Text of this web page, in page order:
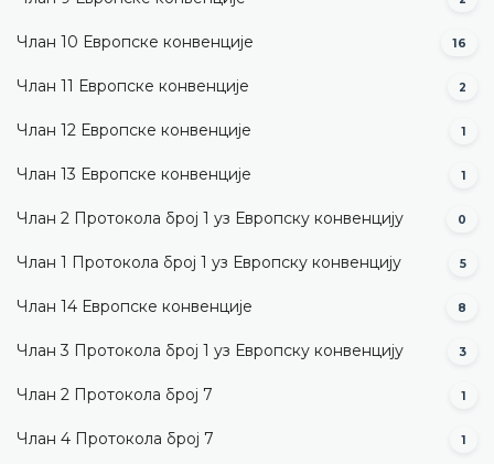
Члан 10 Европске конвенције 16
Члан 11 Европске конвенције 2
Члан 12 Европске конвенције 1
Члан 13 Европске конвенције 1
Члан 2 Протокола број 1 уз Европску конвенцију 0
Члан 1 Протокола број 1 уз Европску конвенцију 5
Члан 14 Европске конвенције 8
Члан 3 Протокола број 1 уз Европску конвенцију 3
Члан 2 Протокола број 7 1
Члан 4 Протокола број 7 1